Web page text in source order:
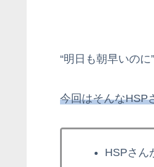
“明日も朝早いの
今回はそんなHSP
HSPさん